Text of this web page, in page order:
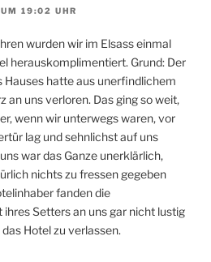
19:02 UHR
wurden wir im Elsass einmal
herauskomplimentiert. Grund: Der
Hauses hatte aus unerfindlichem
an uns verloren. Das ging so weit,
wenn wir unterwegs waren, vor
lag und sehnlichst auf uns
war das Ganze unerklärlich,
nichts zu fressen gegeben
fanden die
ihres Setters an uns gar nicht lustig
Hotel zu verlassen.